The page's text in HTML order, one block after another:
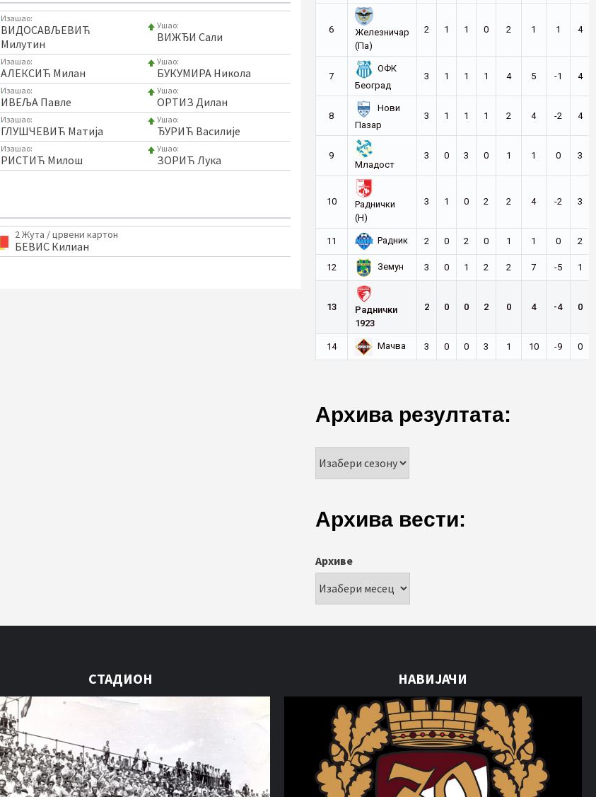
Изашао:
ВИДОСАВЉЕВИЋ
Милутин
Ушао:
ВИЖЂИ Сали
Изашао:
АЛЕКСИЋ Милан
Ушао:
БУКУМИРА Никола
Изашао:
ИВЕЉА Павле
Ушао:
ОРТИЗ Дилан
Изашао:
ГЛУШЧЕВИЋ Матија
Ушао:
ЂУРИЋ Василије
Изашао:
РИСТИЋ Милош
Ушао:
ЗОРИЋ Лука
2 Жута / црвени картон
БЕВИС Килиан
6
Железничар
(Па)
2 1 1 0 2 1 1 4
7
ОФК
Београд
3 1 1 1 4 5 -1 4
8
Нови
Пазар
3 1 1 1 2 4 -2 4
9
Младост
3 0 3 0 1 1 0 3
10
Раднички
(Н)
3 1 0 2 2 4 -2 3
11 Радник 2 0 2 0 1 1 0 2
12 Земун 3 0 1 2 2 7 -5 1
13
Раднички
1923
2 0 0 2 0 4 -4 0
14 Мачва 3 0 0 3 1 10 -9 0
Архива резултата:
Архива вести:
Архиве
СТАДИОН НАВИЈАЧИ